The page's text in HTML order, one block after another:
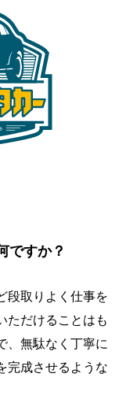
ですか？
段取りよく仕事を
ただけることはも
、無駄なく丁寧に
完成させるような